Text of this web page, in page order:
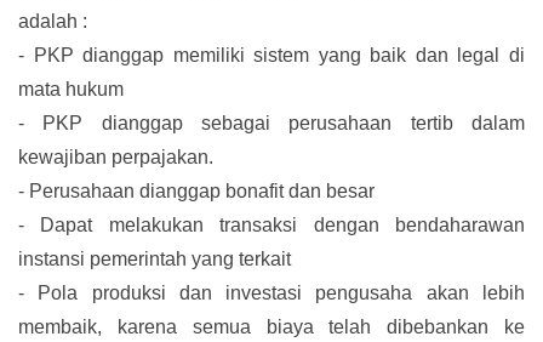
adalah :
- PKP dianggap memiliki sistem yang baik dan legal di
mata hukum
-
PKP dianggap sebagai perusahaan tertib dalam
kewajiban perpajakan.
- Perusahaan dianggap bonafit dan besar
-
Dapat melakukan transaksi dengan bendaharawan
instansi pemerintah yang terkait
-
Pola produksi dan investasi pengusaha akan lebih
membaik, karena semua biaya telah dibebankan ke